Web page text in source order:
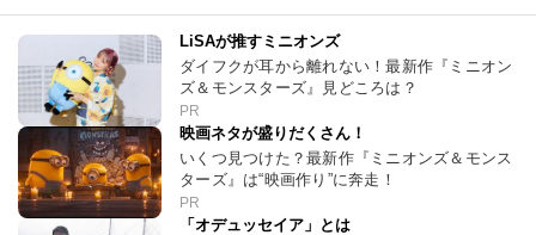
LiSAが推すミニオンズ
ダイフクが耳から離れない！最新作『ミニオン
ズ＆モンスターズ』見どころは？
PR
映画ネタが盛りだくさん！
いくつ見つけた？最新作『ミニオンズ＆モンス
ターズ』は“映画作り”に奔走！
PR
「オデュッセイア」とは